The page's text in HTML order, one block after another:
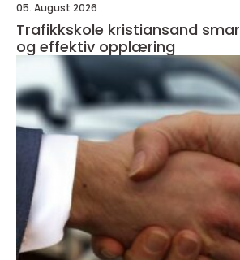
05. August 2026
Trafikkskole kristiansand smart vei til trygg
og effektiv opplæring